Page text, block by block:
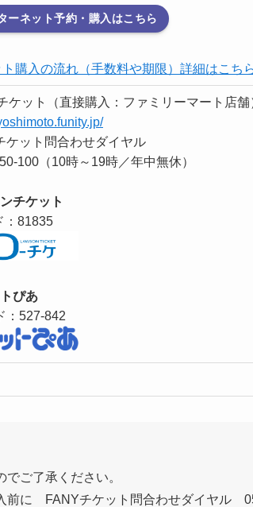
ーネット予約・購入はこちら
購入の流れ（手数料や期限）詳細はこち
ケット（直接購入：ファミリーマート店舗
ット問合わせダイヤル
100（10時～19時／年中無休）
チケット
81835
トぴあ
527-842
ご了承ください。
前に FANYチケット問合わせダイヤル